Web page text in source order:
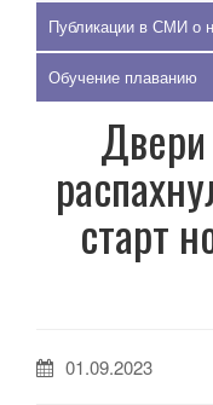
Публикации в СМИ о
Обучение плаванию
старт
01.09.2023